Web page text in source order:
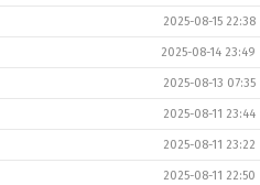
2025-08-15 22:38
2025-08-14 23:49
2025-08-13 07:35
2025-08-11 23:44
2025-08-11 23:22
2025-08-11 22:50